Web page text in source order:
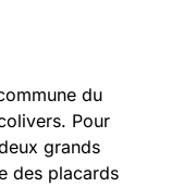
du
Pour
grands
des placards